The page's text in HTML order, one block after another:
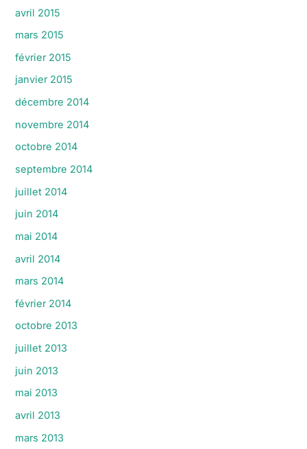
avril 2015
mars 2015
février 2015
janvier 2015
décembre 2014
novembre 2014
octobre 2014
septembre 2014
juillet 2014
juin 2014
mai 2014
avril 2014
mars 2014
février 2014
octobre 2013
juillet 2013
juin 2013
mai 2013
avril 2013
mars 2013